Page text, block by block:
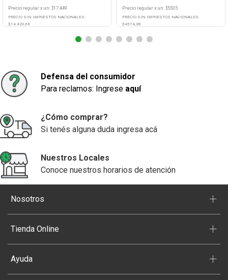
Precio regular x un: $17.449
PRECIO SIN IMPUESTOS NACIONALES:
$ 14.420,66
Precio regular x un: $5535
PRECIO SIN IMPUESTOS NACIONALES:
$4574,38
Defensa del consumidor
Para reclamos: Ingrese aquí
¿Cómo comprar?
Si tenés alguna duda ingresa acá
Nuestros Locales
Conoce nuestros horarios de atención
Nosotros +
Tienda Online +
Ayuda +